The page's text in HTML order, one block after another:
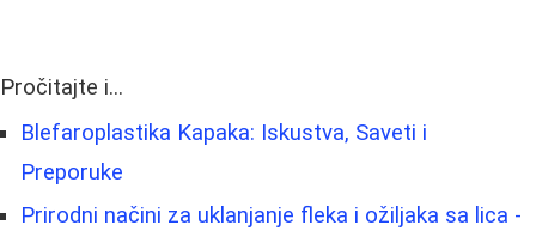
Pročitajte i...
Blefaroplastika Kapaka: Iskustva, Saveti i
Preporuke
Prirodni načini za uklanjanje fleka i ožiljaka sa lica -